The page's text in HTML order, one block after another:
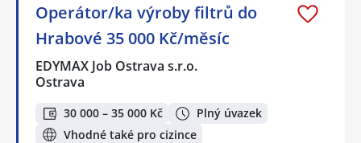
Operátor/ka výroby filtrů do
Hrabové 35 000 Kč/měsíc
EDYMAX Job Ostrava s.r.o.
Ostrava
30 000 – 35 000 Kč
Plný úvazek
Vhodné také pro cizince